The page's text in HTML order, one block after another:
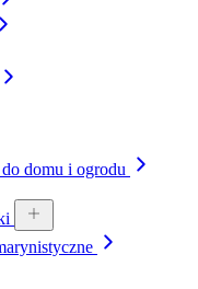
domu i ogrodu